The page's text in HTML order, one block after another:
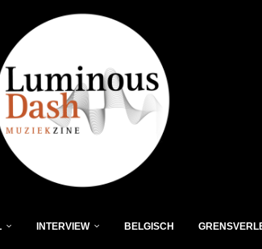
INTERVIEW BELGISCH